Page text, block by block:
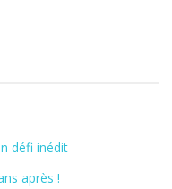
défi inédit
après !